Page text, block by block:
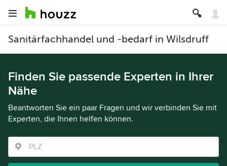
Sanitärfachhandel und -bedarf in Wilsdruff
Finden Sie passende Experten in Ihrer
Nähe
Beantworten Sie ein paar Fragen und wir verbinden Sie mit
Experten, die Ihnen helfen können.